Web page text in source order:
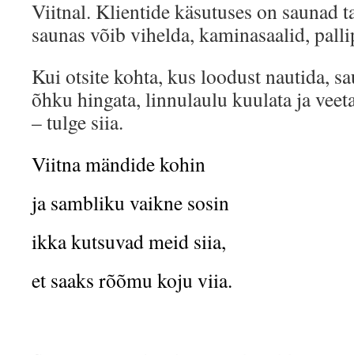
Viitnal. Klientide käsutuses on saunad
saunas võib vihelda, kaminasaalid,
Kui otsite kohta, kus loodust nautida,
õhku hingata, linnulaulu kuulata ja
– tulge siia.
Viitna mändide kohin
ja sambliku vaikne sosin
ikka kutsuvad meid siia,
et saaks rõõmu koju viia.